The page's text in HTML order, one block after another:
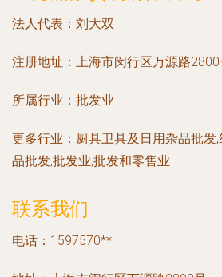
法人代表： 刘大双
注册地址： 上海市闵行区万源路
所属行业： 批发业
更多行业： 厨具卫具及日用杂品批发
品批发,批发业,批发和零售业
联系我们
电话：1597570**